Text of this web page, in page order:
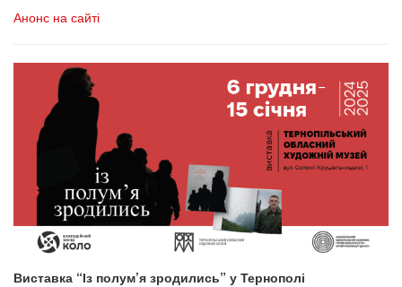
Анонс на сайті
Виставка “Із полум’я зродились” у Тернополі